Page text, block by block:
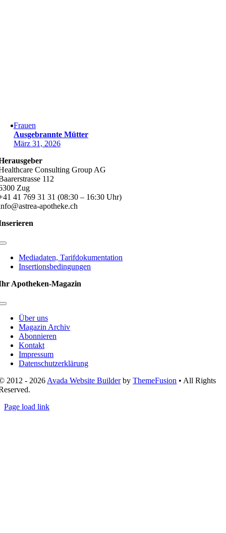
Frauen
Ausgebrannte Mütter
März 31, 2026
Consulting Group AG
112
Zug
41 769 31 31 (08:30 – 16:30 Uhr)
apotheke.ch
Toggle
NavigationMediadaten, Tarifdokumentation
Insertionsbedingungen
Apotheken-Magazin
Toggle
NavigationÜber uns
Magazin Archiv
Abonnieren
Kontakt
Impressum
Datenschutzerklärung
2012 - 2026 Avada Website BuilderbyThemeFusion • All Rights
Page load link